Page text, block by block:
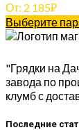
От: 2 185₽
Выберите
"Грядки на
завода по
клумб с
Последние